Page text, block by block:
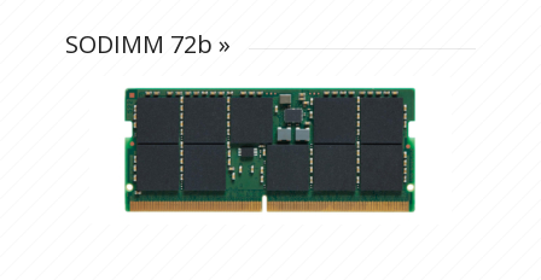
SODIMM 72b »